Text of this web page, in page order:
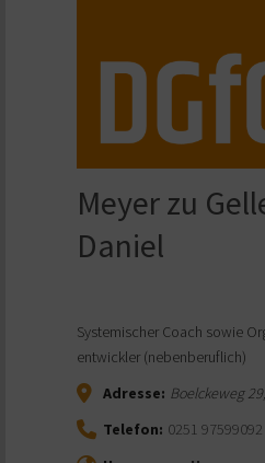
Meyer zu
Daniel
Systemischer Coach sowie
entwickler (nebenberuflich)
Adresse: Boelckeweg 29,
Telefon: 0251 97599092